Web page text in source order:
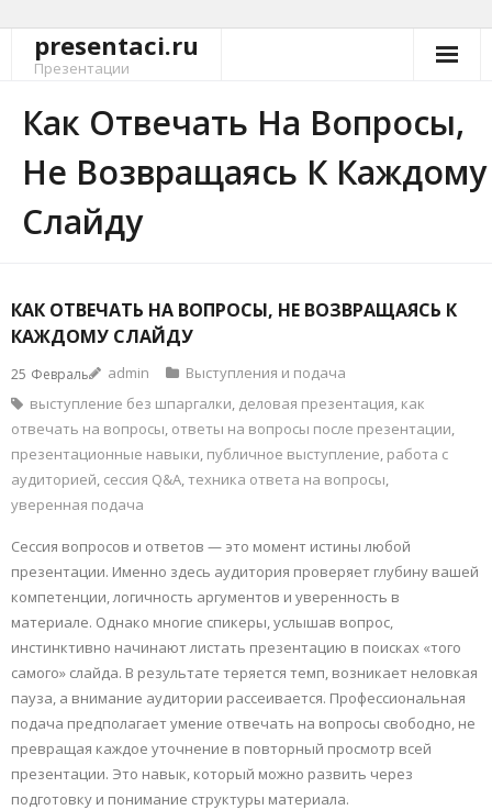
Перейтиpresentaci.ru
Презентации
Как Отвечать На Вопросы,
Не Возвращаясь К Каждому
Слайду
КАК ОТВЕЧАТЬ НА ВОПРОСЫ, НЕ ВОЗВРАЩАЯСЬ К
КАЖДОМУ СЛАЙДУ
25 Февраль admin
Выступления и подача
выступление без шпаргалки, деловая презентация, как
отвечать на вопросы, ответы на вопросы после презентации,
презентационные навыки, публичное выступление, работа с
аудиторией, сессия Q&A,техника ответа на вопросы,
уверенная подача
Сессия вопросов и ответов — это момент истины любой
презентации. Именно здесь аудитория проверяет глубину вашей
компетенции, логичность аргументов и уверенность в
материале. Однако многие спикеры, услышав вопрос,
инстинктивно начинают листать презентацию в поисках «того
самого» слайда. В результате теряется темп, возникает неловкая
пауза, а внимание аудитории рассеивается. Профессиональная
подача предполагает умение отвечать на вопросы свободно, не
превращая каждое уточнение в повторный просмотр всей
презентации. Это навык, который можно развить через
подготовку и понимание структуры материала.